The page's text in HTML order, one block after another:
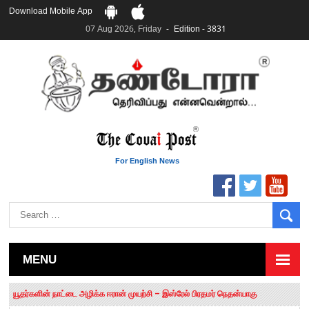
Download Mobile App
07 Aug 2026, Friday
Edition - 3831
For English News
MENU
யூதர்களின் நாட்டை அழிக்க ஈரான் முயற்சி – இஸ்ரேல் பிரதமர் நெதன்யாகு